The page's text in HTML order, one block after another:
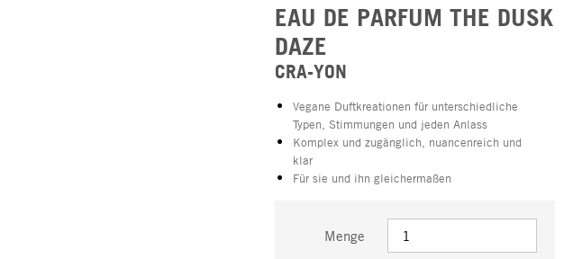
EAU DE PARFUM THE DUSK
DAZE
CRA-YON
Vegane Duftkreationen für unterschiedliche
Typen, Stimmungen und jeden Anlass
Komplex und zugänglich, nuancenreich und
klar
Für sie und ihn gleichermaßen
Menge